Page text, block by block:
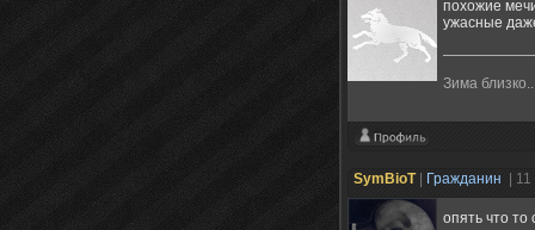
похожие
ужасные
Зима
SymBioT| Гражданин |
опять что то